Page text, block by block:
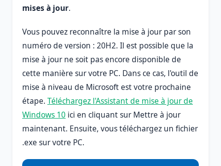
mises à jour.
Vous pouvez reconnaître la mise à jour par son
numéro de version : 20H2. Il est possible que la
mise à jour ne soit pas encore disponible de
cette manière sur votre PC. Dans ce cas, l'outil de
mise à niveau de Microsoft est votre prochaine
étape. Téléchargez l'Assistant de mise à jour de
Windows 10 ici en cliquant sur Mettre à jour
maintenant. Ensuite, vous téléchargez un fichier
.exe sur votre PC.